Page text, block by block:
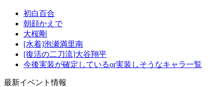
初白百合
朝顔かえで
大桜剛
[水着]泡瀬満里南
[復活の二刀流]大谷翔平
今後実装が確定しているor実装しそうなキャラ一覧
最新イベント情報